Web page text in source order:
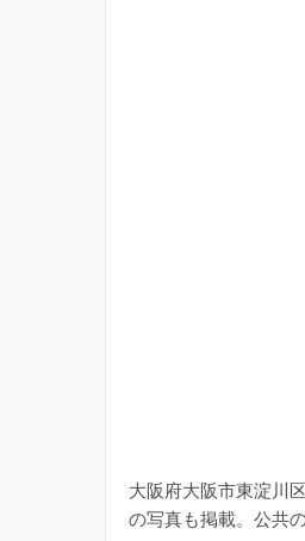
大阪府大阪市東淀川
の写真も掲載。公共